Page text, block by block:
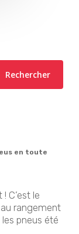
Rechercher
en toute
C’est le
rangement
pneus été